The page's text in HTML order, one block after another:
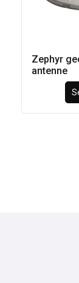
Zephyr
antenne